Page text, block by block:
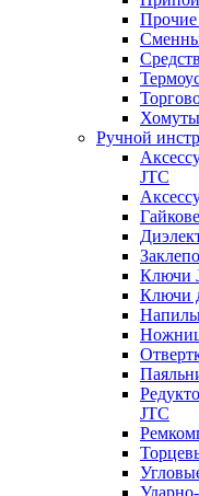
Прочие
Ручной
JTC
Ключи
Ключи
JTC